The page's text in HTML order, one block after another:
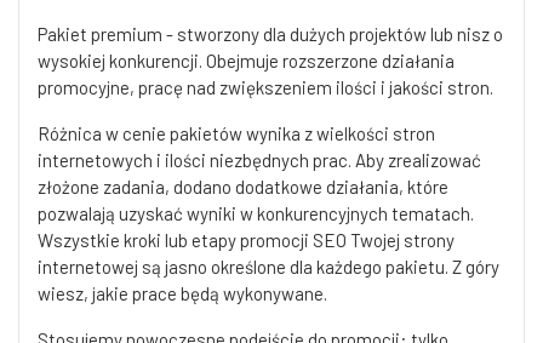
Pakiet premium - stworzony dla dużych projektów lub nisz o
wysokiej konkurencji. Obejmuje rozszerzone działania
promocyjne, pracę nad zwiększeniem ilości i jakości stron.
Różnica w cenie pakietów wynika z wielkości stron
internetowych i ilości niezbędnych prac. Aby zrealizować
złożone zadania, dodano dodatkowe działania, które
pozwalają uzyskać wyniki w konkurencyjnych tematach.
Wszystkie kroki lub etapy promocji SEO Twojej strony
internetowej są jasno określone dla każdego pakietu. Z góry
wiesz, jakie prace będą wykonywane.